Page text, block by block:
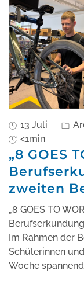
13 Juli
<1min
„8 GOES
zweiten
„8 GOES TO
Im Rahmen der
Schülerinnen
Woche